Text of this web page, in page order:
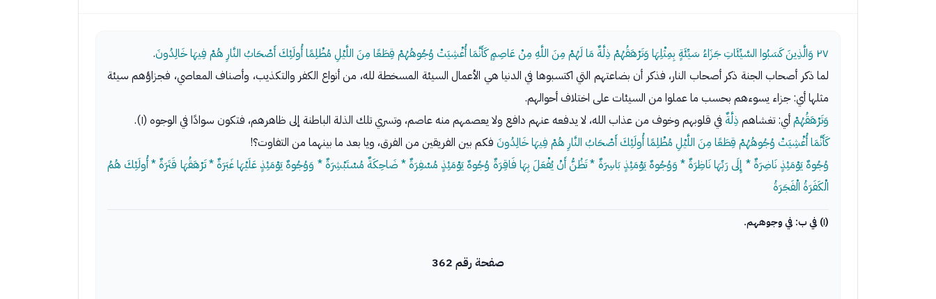
٢٧ وَالَّذِينَ كَسَبُوا السَّيِّئَاتِ جَزَاءُ سَيِّئَةٍ بِمِثْلِهَا وَتَرْهَقُهُمْ ذِلَّةٌ مَا لَهُمْ مِنَ اللَّهِ مِنْ عَاصِمٍ كَأَنَّمَا أُغْشِيَتْ وُجُوهُهُمْ قِطَعًا مِنَ اللَّيْلِ مُظْلِمًا أُولَئِكَ أَصْحَابُ النَّارِ هُمْ فِيهَا خَالِدُونَ.
لما ذكر أصحاب الجنة ذكر أصحاب النار، فذكر أن بضاعتهم التي اكتسبوها في الدنيا هي الأعمال السيئة المسخطة لله، من أنواع الكفر والتكذيب، وأصناف المعاصي، فجزاؤهم سيئة
مثلها أي: جزاء يسوءهم بحسب ما عملوا من السيئات على اختلاف أحوالهم.
وَتَرْهَقُهُمْأي: تغشاهم ذِلَّةٌ في قلوبهم وخوف من عذاب الله، لا يدفعه عنهم دافع ولا يعصمهم منه عاصم، وتسري تلك الذلة الباطنة إلى ظاهرهم، فتكون سوادًا في الوجوه (١).
كَأَنَّمَا أُغْشِيَتْ وُجُوهُهُمْ قِطَعًا مِنَ اللَّيْلِ مُظْلِمًا أُولَئِكَ أَصْحَابُ النَّارِ هُمْ فِيهَا خَالِدُونَ فكم بين الفريقين من الفرق، ويا بعد ما بينهما من التفاوت؟!
وُجُوهٌ يَوْمَئِذٍ نَاضِرَةٌ * إِلَى رَبِّهَا نَاظِرَةٌ * وَوُجُوهٌ يَوْمَئِذٍ بَاسِرَةٌ * تَظُنُّ أَنْ يُفْعَلَ بِهَا فَاقِرَةٌ وُجُوهٌ يَوْمَئِذٍ مُسْفِرَةٌ * ضَاحِكَةٌ مُسْتَبْشِرَةٌ * وَوُجُوهٌ يَوْمَئِذٍ عَلَيْهَا غَبَرَةٌ * تَرْهَقُهَا قَتَرَةٌ * أُولَئِكَ هُمُ
الْكَفَرَةُ الْفَجَرَةُ
(١) في ب: في وجوههم.
صفحة رقم 362